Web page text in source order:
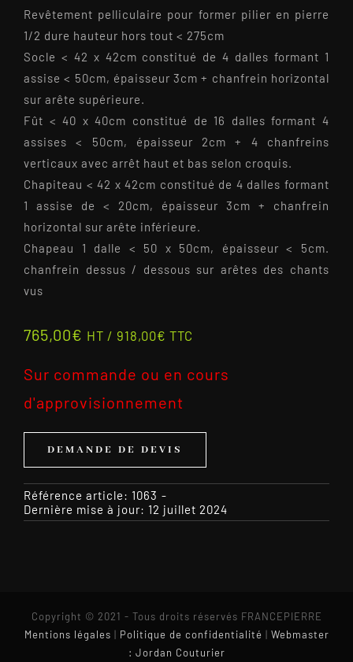
Revêtement pelliculaire pour former pilier en pierre
1/2 dure hauteur hors tout < 275cm
Socle < 42 x 42cm constitué de 4 dalles formant 1
assise < 50cm, épaisseur 3cm + chanfrein horizontal
sur arête supérieure.
Fût < 40 x 40cm constitué de 16 dalles formant 4
assises < 50cm, épaisseur 2cm + 4 chanfreins
verticaux avec arrêt haut et bas selon croquis.
Chapiteau < 42 x 42cm constitué de 4 dalles formant
1 assise de < 20cm, épaisseur 3cm + chanfrein
horizontal sur arête inférieure.
Chapeau 1 dalle < 50 x 50cm, épaisseur < 5cm.
chanfrein dessus / dessous sur arêtes des chants
vus
765,00€ HT / 918,00€ TTC
Sur commande ou en cours
d'approvisionnement
DEMANDE DE DEVIS
Référence article: 1063 -
Dernière mise à jour: 12 juillet 2024
Copyright © 2021 - Tous droits réservés FRANCEPIERRE
Mentions légales | Politique de confidentialité | Webmaster
: Jordan Couturier